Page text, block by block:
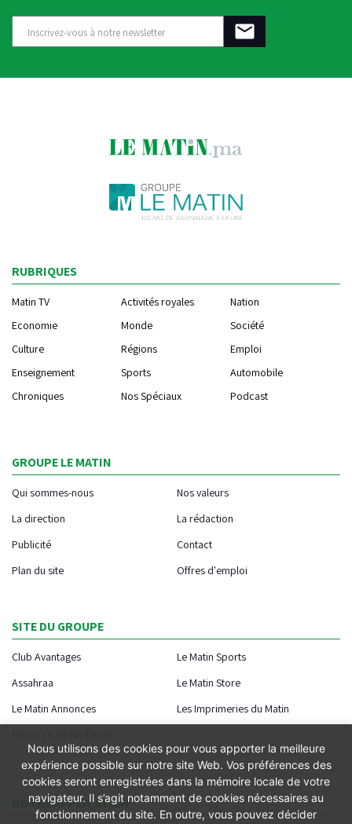
RUBRIQUES
Matin TV Activités royales
Nation
Economie
Monde
Société
Culture
Régions
Emploi
Enseignement
Sports
Automobile
Chroniques
Nos Spéciaux Podcast
GROUPE LE MATIN
Qui sommes-nous
Nos valeurs
La direction
La rédaction
Publicité
Contact
Plan du site
Offres d'emploi
SITE DU GROUPE
Club Avantages
Le Matin Sports
Assahraa
Le Matin Store
Le Matin Annonces
Les Imprimeries du Matin
NOTRE APPLICATION
Nous utilisons des cookies pour vous apporter la meilleure
expérience possible sur notre site Web. Vos préférences des
cookies seront enregistrées dans la mémoire locale de votre
navigateur. Il s’agit notamment de cookies nécessaires au
fonctionnement du site. En outre, vous pouvez décider